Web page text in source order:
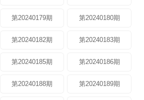
第20240179期 第20240180期
第20240182期 第20240183期
第20240185期 第20240186期
第20240188期 第20240189期